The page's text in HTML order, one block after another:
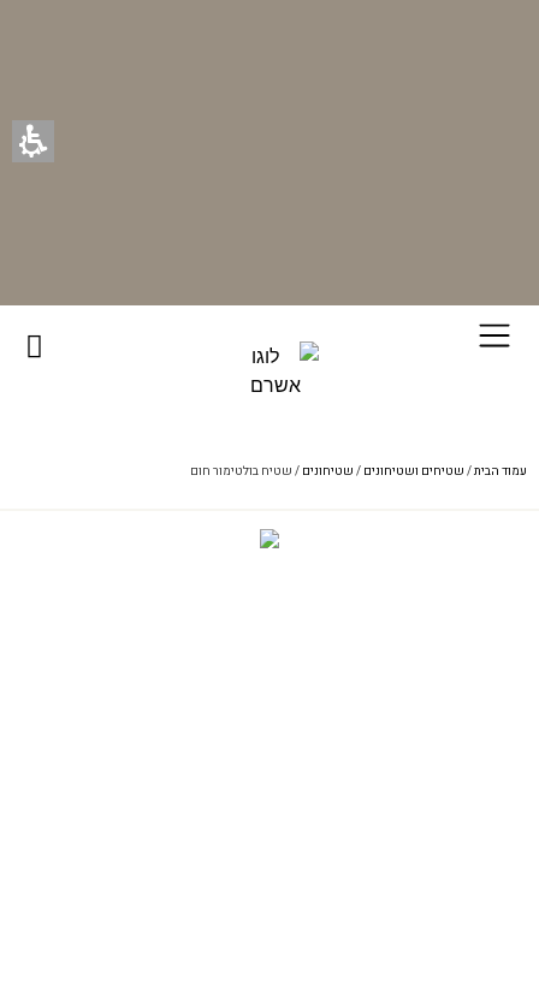
עמוד הבית/ שטיחים ושטיחונים / שטיחונים / שטיח בולטימור חום